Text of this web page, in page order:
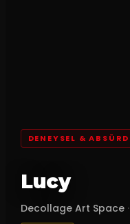
DENEYSEL & ABSÜRD
Lucy
Decollage Art Space ·